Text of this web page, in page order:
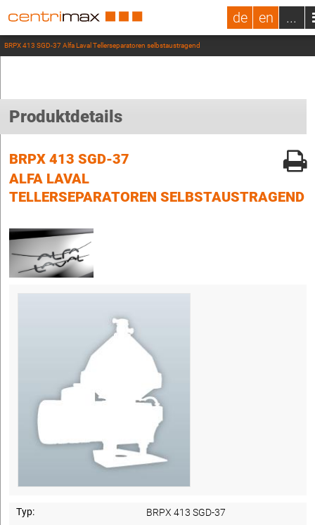
de en ...
BRPX 413 SGD-37 Alfa Laval Tellerseparatoren selbstaustragend
Produktdetails
BRPX 413 SGD-37
ALFA LAVAL
TELLERSEPARATOREN SELBSTAUSTRAGEND
Typ:
BRPX 413 SGD-37